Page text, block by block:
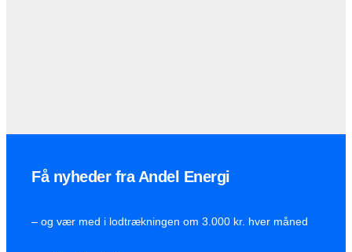
Få nyheder fra Andel Energi
– og vær med i lodtrækningen om 3.000 kr. hver måned